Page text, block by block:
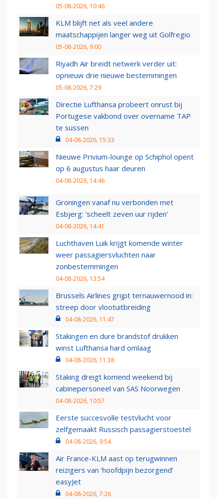
05-08-2026, 10:46
KLM blijft net als veel andere
maatschappijen langer weg uit Golfregio
05-08-2026, 9:00
Riyadh Air breidt netwerk verder uit:
opnieuw drie nieuwe bestemmingen
05-08-2026, 7:29
Directie Lufthansa probeert onrust bij
Portugese vakbond over overname TAP
te sussen
04-08-2026, 15:33
Nieuwe Privium-lounge op Schiphol opent
op 6 augustus haar deuren
04-08-2026, 14:46
Groningen vanaf nu verbonden met
Esbjerg: 'scheelt zeven uur rijden'
04-08-2026, 14:41
Luchthaven Luik krijgt komende winter
weer passagiersvluchten naar
zonbestemmingen
04-08-2026, 13:54
Brussels Airlines grijpt ternauwernood in:
streep door vlootuitbreiding
04-08-2026, 11:47
Stakingen en dure brandstof drukken
winst Lufthansa hard omlaag
04-08-2026, 11:38
Staking dreigt komend weekend bij
cabinepersoneel van SAS Noorwegen
04-08-2026, 10:57
Eerste succesvolle testvlucht voor
zelfgemaakt Russisch passagierstoestel
04-08-2026, 9:54
Air France-KLM aast op terugwinnen
reizigers van ‘hoofdpijn bezorgend’
easyJet
04-08-2026, 7:26